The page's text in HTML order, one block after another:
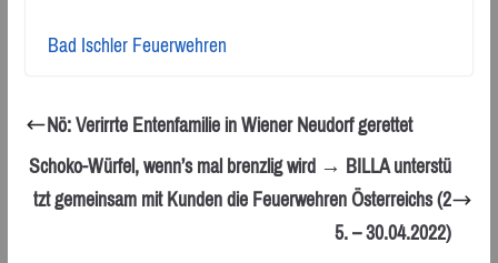
Bad Ischler Feuerwehren
Nö: Verirrte Entenfamilie in Wiener Neudorf gerettet
Schoko-Würfel, wenn’s mal brenzlig wird → BILLA unterstü
tzt gemeinsam mit Kunden die Feuerwehren Österreichs (2
5. – 30.04.2022)